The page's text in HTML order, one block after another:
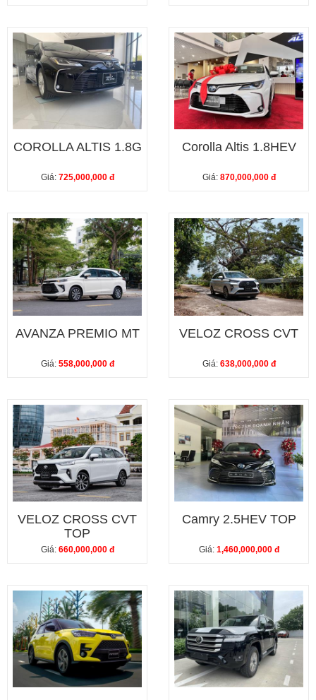
COROLLA ALTIS 1.8G
Giá: 725,000,000 đ
Corolla Altis 1.8HEV
Giá: 870,000,000 đ
AVANZA PREMIO MT
Giá: 558,000,000 đ
VELOZ CROSS CVT
Giá: 638,000,000 đ
VELOZ CROSS CVT
TOP
Giá: 660,000,000 đ
Camry 2.5HEV TOP
Giá: 1,460,000,000 đ